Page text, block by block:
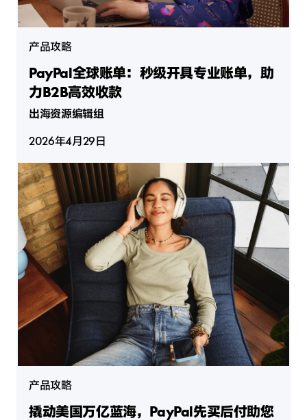
产品攻略
PayPal全球账单：秒级开具专业账单，助
力B2B高效收款
出海资源编辑组
2026年4月29日
产品攻略
撬动美国万亿蓝海，PayPal先买后付助您